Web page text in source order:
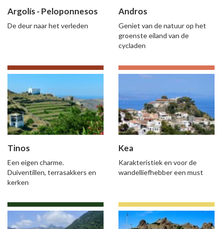
Argolís - Peloponnesos
De deur naar het verleden
Andros
Geniet van de natuur op het
groenste eiland van de
cycladen
Tinos
Een eigen charme.
Duiventillen, terrasakkers en
kerken
Kea
Karakteristiek en voor de
wandelliefhebber een must